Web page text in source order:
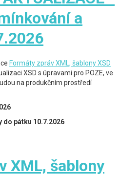
a
Formáty zpráv XML, šablony XSD
XSD s úpravami pro POZE, ve
na produkčním prostředí
do pátku 10.7.2026
XML, šablony